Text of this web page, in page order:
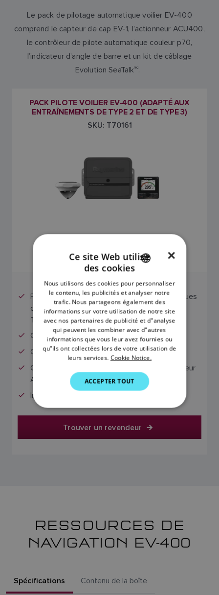
Le pack de pilotage automatique voilier EV-400
comprend le capteur de cap EV-1, l’actionneur ACU400,
le contrôleur de pilote automatique couleur p70,
l’indicateur d’angle de barre et un kit de câblage
Evolution SeaTalkng.
PACK PILOTE VOILIER EV-400 (ADAPTÉ AUX
ENTRAÎNEMENTS DE TYPE 2 ET DE TYPE 3)
SKU: T70161
3.594,00 €
Le prix comprend la TVA
Fonctionne avec des entraînements mécaniques
ou hydrauliques de Type 1, de Type 2 ou de
Type 3.
Comprend un pupitre de commande p70s
Capteur principal EV-1 inclus
Comprend une unité de commande d’actionneur
ACU-400
Indicateur d’angle de barre rotatif inclus
Trouver un revendeur
RESSOURCES DE
NAVIGATION EV-400
Spécifications Contenu de la boîte
FRENCH
DANISH
ITALIAN
SWEDISH
GERMAN
DUTCH
SPANISH
×
Ce site Web utilise
des cookies
Nous utilisons des cookies pour personnaliser
le contenu, les publicités et analyser notre
trafic. Nous partageons également des
informations sur votre utilisation de notre site
avec nos partenaires de publicité et d"analyse
qui peuvent les combiner avec d"autres
informations que vous leur avez fournies ou
qu"ils ont collectées lors de votre utilisation de
leurs services. Cookie Notice.
ACCEPTER TOUT